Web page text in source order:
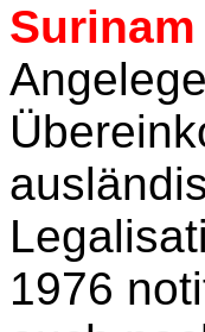
Surinam
1976